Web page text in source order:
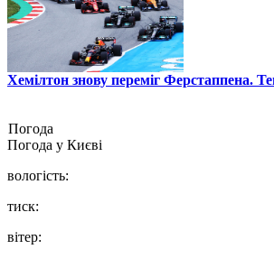
Хемілтон знову переміг Ферстаппена.
Погода
Погода у Києві
вологість:
тиск:
вітер: